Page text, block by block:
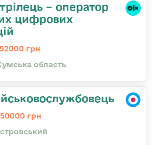
– оператор
цифрових
грн
область
грн